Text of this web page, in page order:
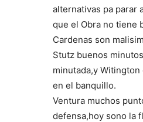
alternativas pa parar
que el Obra no tiene
Cardenas son
Stutz buenos
minutada,y
en el banquillo.
Ventura muchos
defensa,hoy sono la